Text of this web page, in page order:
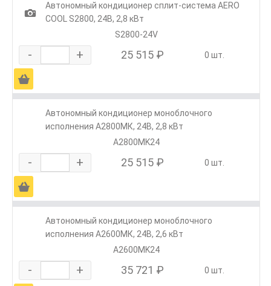
1
Автономный кондиционер сплит-система AERO
COOL S2800, 24В, 2,8 кВт
S2800-24V
- + 25 515 ₽ 0 шт.
Ä
Автономный кондиционер моноблочного
исполнения А2800МК, 24В, 2,8 кВт
А2800MK24
- + 25 515 ₽ 0 шт.
Ä
Автономный кондиционер моноблочного
исполнения А2600МК, 24В, 2,6 кВт
А2600MK24
- + 35 721 ₽ 0 шт.